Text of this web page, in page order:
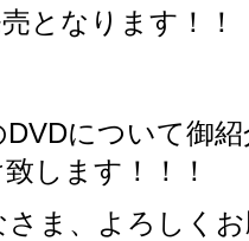
となります！！
について御
します！！！
さま、よろしく